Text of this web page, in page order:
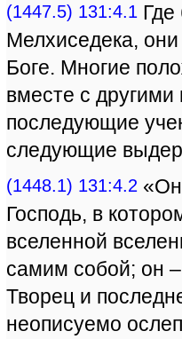
(1447.5) 131:4.1
Мелхиседека,
Боге. Многие
вместе с
последующие
следующие
(1448.1) 131:4.2
Господь, в
вселенной
самим собой; он
Творец и
неописуемо